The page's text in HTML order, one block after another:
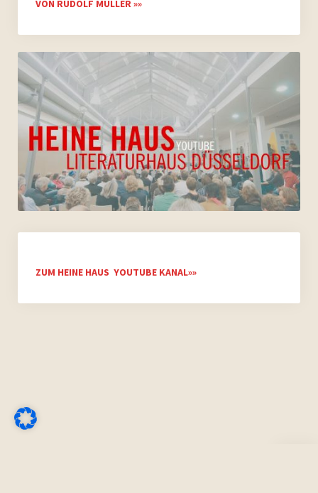
VON RUDOLF MÜLLER »»
ZUM HEINE HAUS YOUTUBE KANAL»»